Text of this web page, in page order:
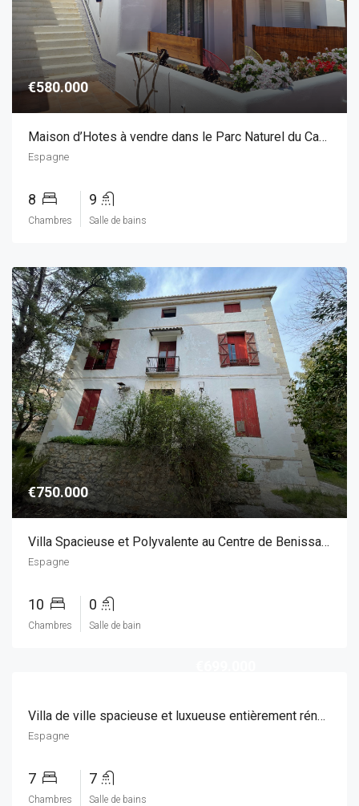
€580.000
Maison d’Hotes à vendre dans le Parc Naturel du Cabo de Gata, Andalousie
Espagne
8
Chambres
9
Salle de bains
€750.000
Villa Spacieuse et Polyvalente au Centre de Benissa – Idéale pour un Investissement
Espagne
10
Chambres
0
Salle de bain
Villa de ville spacieuse et luxueuse entièrement rénovée, Huescar
Espagne
7
Chambres
7
Salle de bains